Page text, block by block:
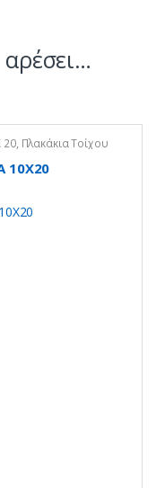
20, Πλακάκια Τοίχου
10X20